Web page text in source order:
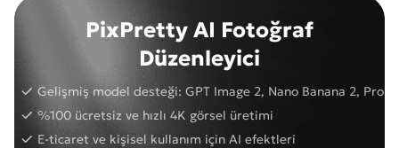
PixPretty AI Fotoğraf
Düzenleyici
Gelişmiş model desteği: GPT Image 2, Nano Banana 2, Pro
%100 ücretsiz ve hızlı 4K görsel üretimi
E-ticaret ve kişisel kullanım için AI efektleri